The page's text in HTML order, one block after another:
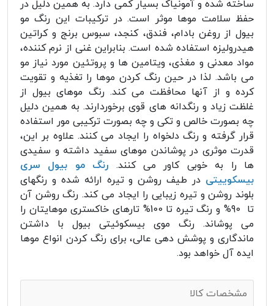
ساخته شده و آمونیاک بسیار کمی دارد. به همین دلیل در
حفظ سلامت موها موثر است. در ترکیبات این رنگ مو
بیول از روغن بادام، فندق، کنجد، سبوس برنج و کراتین
هیدرولیزه استفاده شده است. بنابراین غنی از نرم کننده،
مواد معدنی و مغذی، ویتامین ها و پروتئین مورد نیاز مو
می باشد. لذا در حین رنگ کردن موها را تغذیه و تقویت
کرده و از آنها محافظت می کند. رنگ موهای بیول از
غلظت زیاد و رنگدانه های قوی برخوردارند. به همین دلیل
چه بصورت خالص و تکی و چه بصورت ترکیبی مور استفاده
قرار گرفته و رنگ دلخواه را ایجاد می کنند. علاوه بر این،
قدرت موثری در پوشاندن موهای سفید داشته و سفیدی
ها را به خوبی کاور می کنند. رنگ مو بیول سری
بیسکوییتی در طیف روشن و تیره ارائه شده و رنگهای
بلوند روشن و تیره زیبایی را ایجاد می کند. رنگ روشن آن
تا 90% و رنگ تیره تا 100% تارهای خاکستری موهایتان را
می پوشاند. رنگ موی بیسکوئیتی بیول با داشتن
ماندگاری و پوشش دهی عالی، برای رنگ کردن انواع موها
ایده آل خواهد بود.
مشخصات کالا